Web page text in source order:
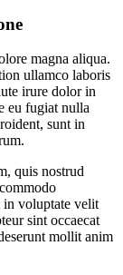
magna aliqua.
ullamco laboris
irure dolor in
eu fugiat nulla
sunt in
quis nostrud
in voluptate velit
sint occaecat
mollit anim